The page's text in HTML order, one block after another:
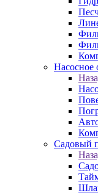
Насосное
Садовый